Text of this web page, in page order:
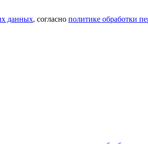
данных, согласно политике обработки